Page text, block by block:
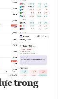
trong